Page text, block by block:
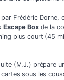
Frédéric Dorne,
Escape Box de la
plus court (45
(M.J.) prépare
sous les